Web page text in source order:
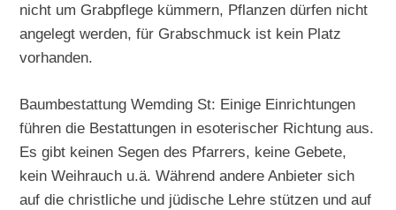
nicht um Grabpflege kümmern, Pflanzen dürfen nicht
angelegt werden, für Grabschmuck ist kein Platz
vorhanden.
Baumbestattung Wemding St: Einige Einrichtungen
führen die Bestattungen in esoterischer Richtung aus.
Es gibt keinen Segen des Pfarrers, keine Gebete,
kein Weihrauch u.ä. Während andere Anbieter sich
auf die christliche und jüdische Lehre stützen und auf